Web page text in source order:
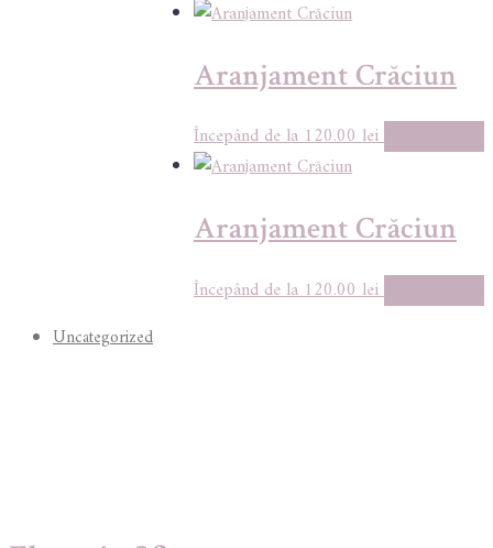
Aranjament Crăciun
120.00lei
Aranjament Crăciun
120.00lei
Uncategorized